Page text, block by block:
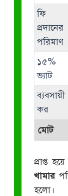
ফি
প্রদানের
পরিমাণ
১৫%
ভ্যাট
ব্যবসায়ী
কর
মোট
প্রাপ্ত
খামার
হলো।